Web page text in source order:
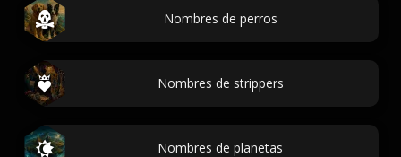
Nombres de perros
Nombres de strippers
Nombres de planetas